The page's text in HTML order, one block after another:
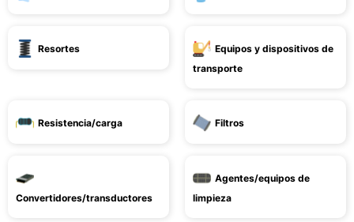
Resortes
Equipos y dispositivos de
transporte
Resistencia/carga Filtros
Convertidores/transductores
Agentes/equipos de
limpieza